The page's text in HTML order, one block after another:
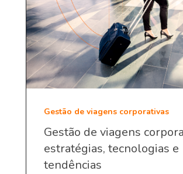
Gestão de viagens corporativas
Gestão de viagens
estratégias, tecnologias e
tendências